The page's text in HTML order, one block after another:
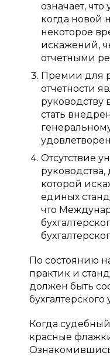
означает,
когда новой
некоторое
искажений,
отчетными
Премии для
отчетности
стать
Отсутствие
которой
единых
что
По состоянию
практик и
должен быть
бухгалтерского
Когда
красные